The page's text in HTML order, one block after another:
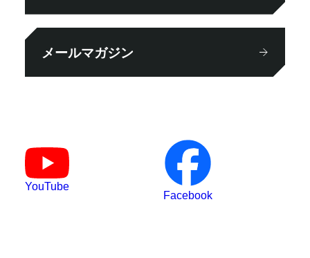
メールマガジン
YouTube
Facebook